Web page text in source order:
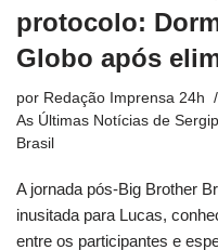
protocolo:
Globo após
por Redação Imprensa 24h
As Últimas Notícias de
Brasil
A jornada pós-Big Brother
inusitada para Lucas,
entre os participantes e